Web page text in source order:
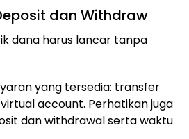
dan Withdraw
dana harus lancar tanpa
yang tersedia: transfer
account. Perhatikan juga
dan withdrawal serta waktu